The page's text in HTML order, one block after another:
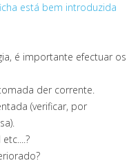
está bem introduzida
é importante efectuar os
der corrente.
(verificar, por